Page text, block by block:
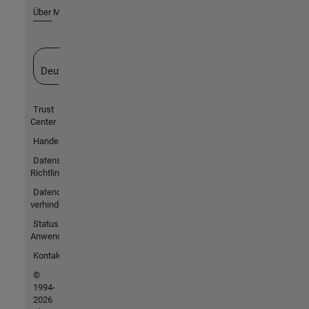
Über MathWorks
Deutschland
Trust
Center
Handelsmarken
Datenschutz-
Richtlinien
Datendiebstahl
verhindern
Status von
Anwendungen
Kontakt
©
1994-
2026